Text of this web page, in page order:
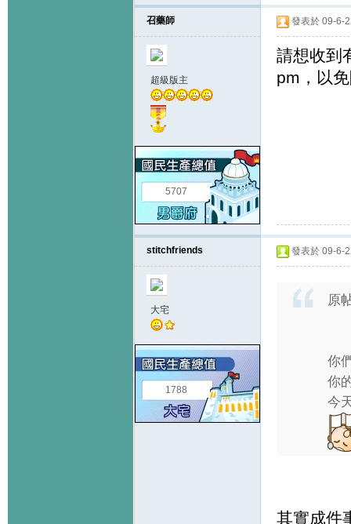
召藥師
超級版主
5707
發表於 09-6-
請想收到
pm，以
stitchfriends
大宅
1788
發表於 09-6-
原
你
你
今
其實成件